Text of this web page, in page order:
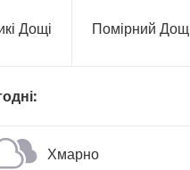
Дощі Помірний Дощ
Хмарно